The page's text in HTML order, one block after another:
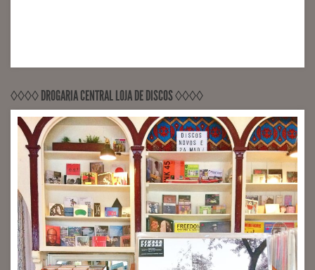
◊◊◊◊ DROGARIA CENTRAL LOJA DE DISCOS ◊◊◊◊